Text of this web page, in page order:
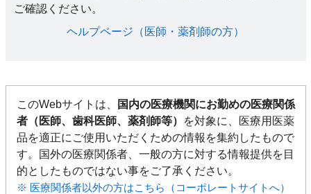
ご確認ください。​
ヘルプページ（医師・薬剤師の方）​
このWebサイトは、
国内の医療機関にお勤めの医療関係
者（医師、歯科医師、薬剤師等）
を対象に、医療用医薬
品を適正にご使用いただくための情報を集約したもので
す。国外の医療関係者、一般の方に対する情報提供を目
的としたものではない事をご了承ください。
※ 医療関係者以外の方はこちら（コーポレートサイトへ）